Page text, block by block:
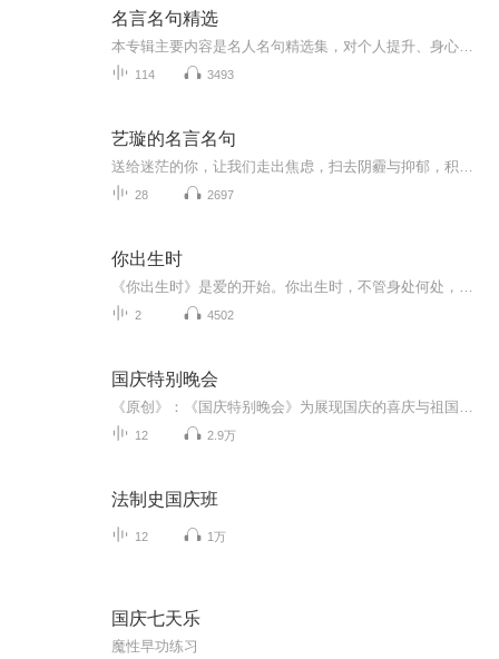
名言名句精选
114 3493
艺璇的名言名句
28 2697
你出生时
2 4502
国庆特别晚会
12 2.9万
法制史国庆班
12 1万
国庆七天乐
魔性早功练习